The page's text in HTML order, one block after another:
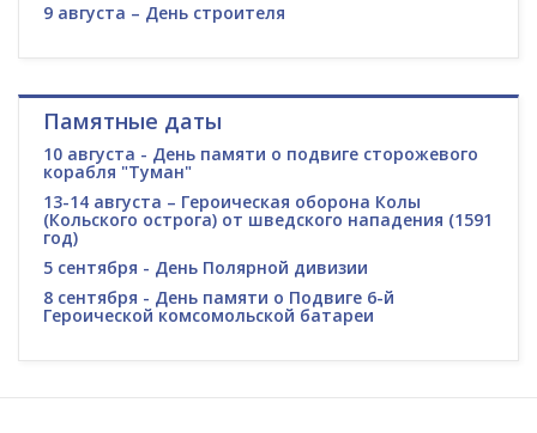
9 августа – День строителя
Памятные даты
10 августа - День памяти о подвиге сторожевого
корабля "Туман"
13-14 августа – Героическая оборона Колы
(Кольского острога) от шведского нападения (1591
год)
5 сентября - День Полярной дивизии
8 сентября - День памяти о Подвиге 6-й
Героической комсомольской батареи